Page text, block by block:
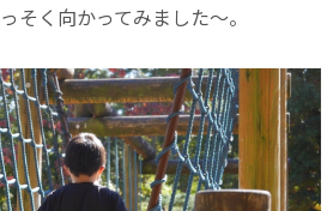
そく向かってみました～。